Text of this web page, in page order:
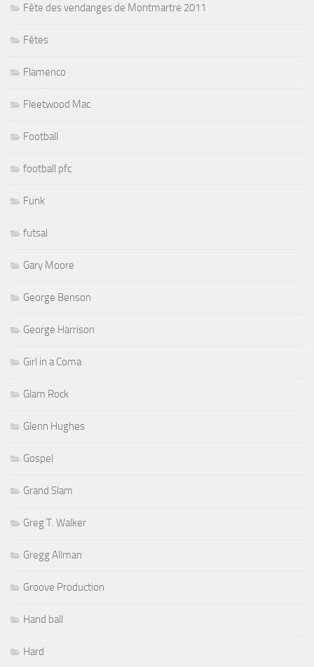
Fête des vendanges de Montmartre 2011
Fêtes
Flamenco
Fleetwood Mac
Football
football pfc
Funk
futsal
Gary Moore
George Benson
George Harrison
Girl in a Coma
Glam Rock
Glenn Hughes
Gospel
Grand Slam
Greg T. Walker
Gregg Allman
Groove Production
Hand ball
Hard